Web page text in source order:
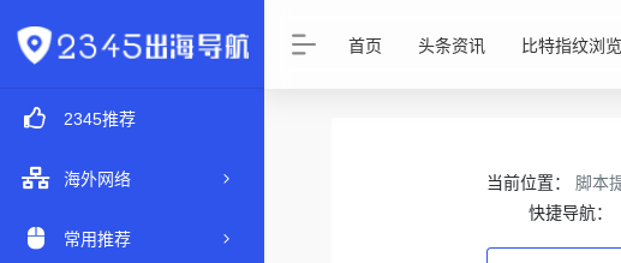
2345推荐
海外网络
常用推荐
首页 头条资讯 比特指纹浏
当前位置：
脚本
快捷导航：